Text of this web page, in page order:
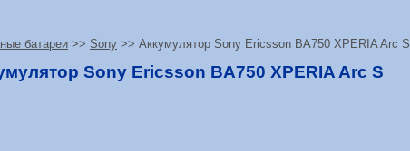
батареи >> Sony >> Аккумулятор Sony Ericsson BA750 XPERIA Arc S
Sony Ericsson BA750 XPERIA Arc S